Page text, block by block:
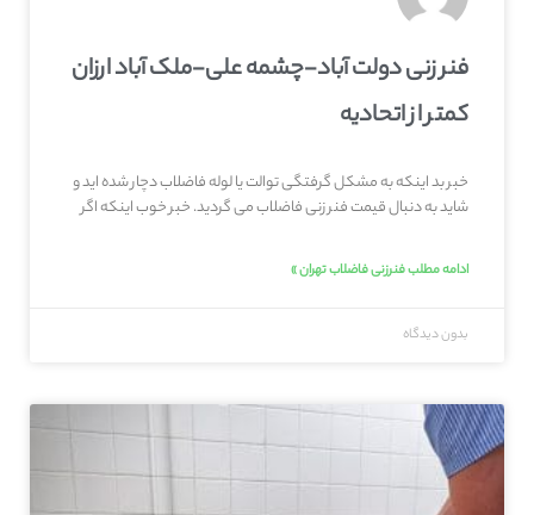
فنر زنی دولت آباد-چشمه علی-ملک آباد ارزان
کمتر از اتحادیه
خبر بد اینکه به مشکل گرفتگی توالت یا لوله فاضلاب دچار شده اید و
شاید به دنبال قیمت فنر زنی فاضلاب می گردید. خبر خوب اینکه اگر
ادامه مطلب فنرزنی فاضلاب تهران »
بدون دیدگاه